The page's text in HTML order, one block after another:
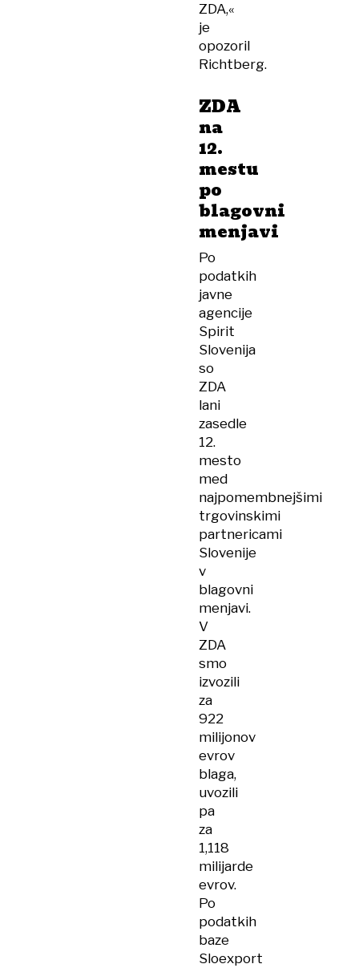
ZDA,«
je
opozoril
Richtberg.
ZDA
na
12.
mestu
po
blagovni
menjavi
Po
podatkih
javne
agencije
Spirit
Slovenija
so
ZDA
lani
zasedle
12.
mesto
med
najpomembnejšimi
trgovinskimi
partnericami
Slovenije
v
blagovni
menjavi.
V
ZDA
smo
izvozili
za
922
milijonov
evrov
blaga,
uvozili
pa
za
1,118
milijarde
evrov.
Po
podatkih
baze
Sloexport